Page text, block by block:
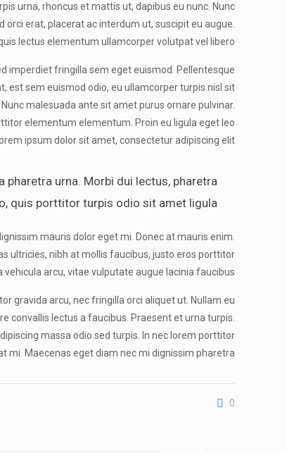
urna, rhoncus et mattis ut, dapibus eu nunc. Nunc
erat, placerat ac interdum ut, suscipit eu augue.
lectus elementum ullamcorper volutpat vel libero
imperdiet fringilla sem eget euismod. Pellentesque
est sem euismod odio, eu ullamcorper turpis nisl sit
malesuada ante sit amet purus ornare pulvinar.
elementum elementum. Proin eu ligula eget leo
ipsum dolor sit amet, consectetur adipiscing elit.
urna. Morbi dui lectus, pharetra
quis porttitor turpis odio sit amet ligula.
mauris dolor eget mi. Donec at mauris enim.
ultricies, nibh at mollis faucibus, justo eros porttitor
arcu, vitae vulputate augue lacinia faucibus.
gravida arcu, nec fringilla orci aliquet ut. Nullam eu
convallis lectus a faucibus. Praesent et urna turpis.
massa odio sed turpis. In nec lorem porttitor
Maecenas eget diam nec mi dignissim pharetra.
0